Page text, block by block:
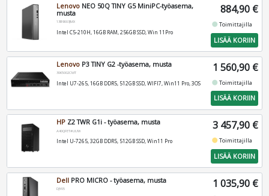
Lenovo NEO 50Q TINY G5 MiniPC-työasema,
musta
13B9003JMX
Intel C5-210H, 16GB RAM, 256GB SSD, Win 11Pro
884,90 €
fiber_manual_recordToimittajilla
LISÄÄ KORIIN
Lenovo P3 TINY G2 -työasema, musta
30K5002CMT
Intel U7-265, 16GB DDR5, 512GB SSD, WIFI7, Win11 Pro, 3OS
1 560,90 €
fiber_manual_recordToimittajilla
LISÄÄ KORIIN
HP Z2 TWR G1i - työasema, musta
A40QFET#UUW
Intel U-7265, 32GB DDR5, 512GB SSD, Win11 Pro
3 457,90 €
fiber_manual_recordToimittajilla
LISÄÄ KORIIN
Dell PRO MICRO - työasema, musta
DJY05 1 035,90 €